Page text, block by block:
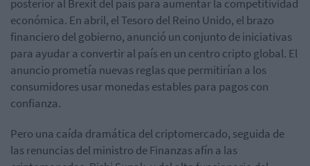
posterior al Brexit del país para aumentar la competitividad
económica. En abril, el Tesoro del Reino Unido, el brazo
financiero del gobierno, anunció un conjunto de iniciativas
para ayudar a convertir al país en un centro cripto global. El
anuncio prometía nuevas reglas que permitirían a los
consumidores usar monedas estables para pagos con
confianza.
Pero una caída dramática del criptomercado, seguida de
las renuncias del ministro de Finanzas afín a las